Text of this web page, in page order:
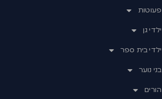
פעוטות
ילדי גן
ילדי בית ספר
בני נוער
הורים